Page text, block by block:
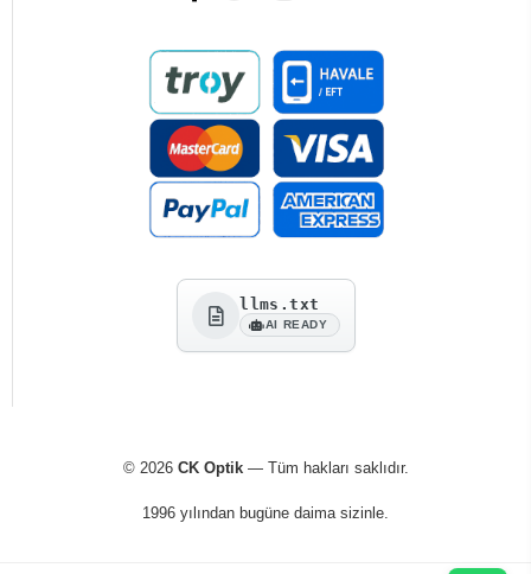
llms.txt
AI READY
© 2026 CK Optik— Tüm hakları saklıdır.
1996 yılından bugüne daima sizinle.